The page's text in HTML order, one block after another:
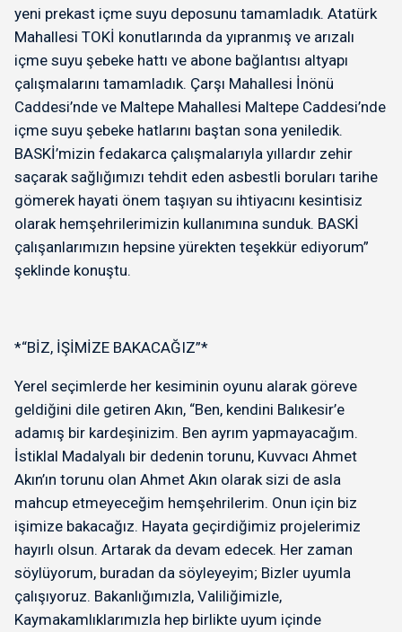
yeni prekast içme suyu deposunu tamamladık. Atatürk
Mahallesi TOKİ konutlarında da yıpranmış ve arızalı
içme suyu şebeke hattı ve abone bağlantısı altyapı
çalışmalarını tamamladık. Çarşı Mahallesi İnönü
Caddesi’nde ve Maltepe Mahallesi Maltepe Caddesi’nde
içme suyu şebeke hatlarını baştan sona yeniledik.
BASKİ’mizin fedakarca çalışmalarıyla yıllardır zehir
saçarak sağlığımızı tehdit eden asbestli boruları tarihe
gömerek hayati önem taşıyan su ihtiyacını kesintisiz
olarak hemşehrilerimizin kullanımına sunduk. BASKİ
çalışanlarımızın hepsine yürekten teşekkür ediyorum”
şeklinde konuştu.
*“BİZ, İŞİMİZE BAKACAĞIZ”*
Yerel seçimlerde her kesiminin oyunu alarak göreve
geldiğini dile getiren Akın, “Ben, kendini Balıkesir’e
adamış bir kardeşinizim. Ben ayrım yapmayacağım.
İstiklal Madalyalı bir dedenin torunu, Kuvvacı Ahmet
Akın’ın torunu olan Ahmet Akın olarak sizi de asla
mahcup etmeyeceğim hemşehrilerim. Onun için biz
işimize bakacağız. Hayata geçirdiğimiz projelerimiz
hayırlı olsun. Artarak da devam edecek. Her zaman
söylüyorum, buradan da söyleyeyim; Bizler uyumla
çalışıyoruz. Bakanlığımızla, Valiliğimizle,
Kaymakamlıklarımızla hep birlikte uyum içinde